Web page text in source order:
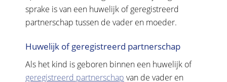
sprake is van een huwelijk of geregistreerd
partnerschap tussen de vader en moeder.
Huwelijk of geregistreerd partnerschap
Als het kind is geboren binnen een huwelijk of
geregistreerd partnerschap van de vader en